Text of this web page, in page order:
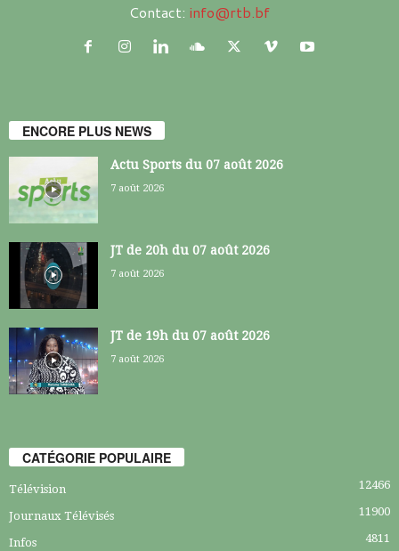
Contact: info@rtb.bf
ENCORE PLUS NEWS
Actu Sports du 07 août 2026
7 août 2026
JT de 20h du 07 août 2026
7 août 2026
JT de 19h du 07 août 2026
7 août 2026
CATÉGORIE POPULAIRE
Télévision 12466
Journaux Télévisés 11900
Infos 4811